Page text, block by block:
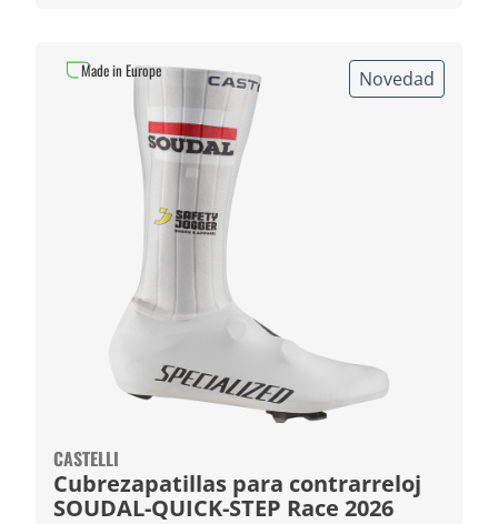
Novedad
CASTELLI
Cubrezapatillas para contrarreloj
SOUDAL-QUICK-STEP Race 2026
Made in Europe